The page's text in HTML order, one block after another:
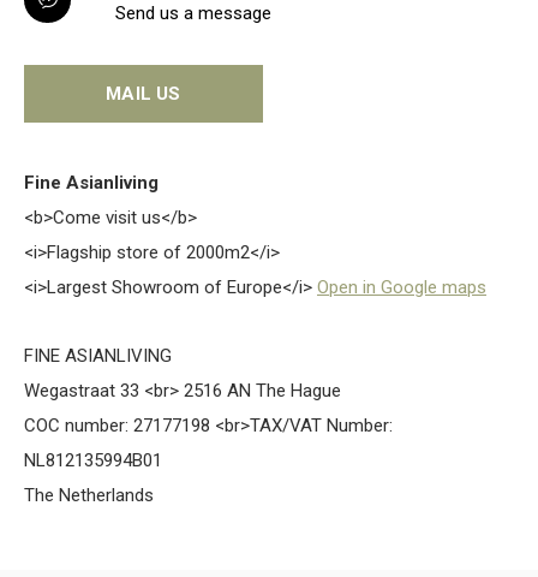
Send us a message
MAIL US
Fine Asianliving
<b>Come visit us</b>
<i>Flagship store of 2000m2</i>
<i>Largest Showroom of Europe</i> Open in Google maps
FINE ASIANLIVING
Wegastraat 33 <br> 2516 AN The Hague
COC number: 27177198 <br>TAX/VAT Number:
NL812135994B01
The Netherlands